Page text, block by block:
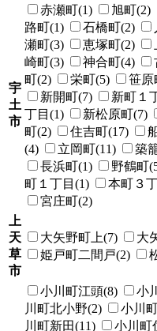
宇
土
市
赤瀬町(1) 旭町(2)
路町(1)
石橋町(2)
瀬町(3)
恵塚町(2)
崎町(3)
神合町(4)
町(2)
栄町(5) 笹原
新開町(7)
新町１
丁目(1)
新松原町(7)
町(2)
住吉町(17)
(4)
立岡町(11) 築
長浜町(1)
野鶴町
町１丁目(1)
本町３
宮庄町(2)
上
天
草
市
大矢野町上(7) 大
姫戸町二間戸(2)
小川町江頭(8) 小
川町北小野(2)
小川
川町新田(11)
小川町